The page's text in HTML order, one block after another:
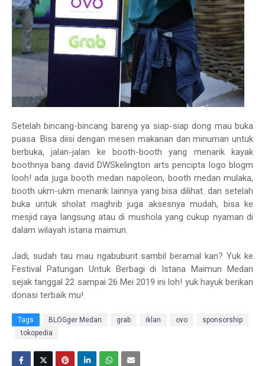
Setelah bincang-bincang bareng ya siap-siap dong mau buka
puasa. Bisa diisi dengan mesen makanan dan minuman untuk
berbuka, jalan-jalan ke booth-booth yang menarik kayak
boothnya bang david DWSkelington arts pencipta logo blogm
looh! ada juga booth medan napoleon, booth medan mulaka,
booth ukm-ukm menarik lainnya yang bisa dilihat. dan setelah
buka untuk sholat maghrib juga aksesnya mudah, bisa ke
mesjid raya langsung atau di mushola yang cukup nyaman di
dalam wilayah istana maimun.
Jadi, sudah tau mau ngabuburit sambil beramal kan? Yuk ke
Festival Patungan Untuk Berbagi di Istana Maimun Medan
sejak tanggal 22 sampai 26 Mei 2019 ini loh! yuk hayuk berikan
donasi terbaik mu!
Tags BLOGger Medan grab iklan ovo
sponsorship
tokopedia